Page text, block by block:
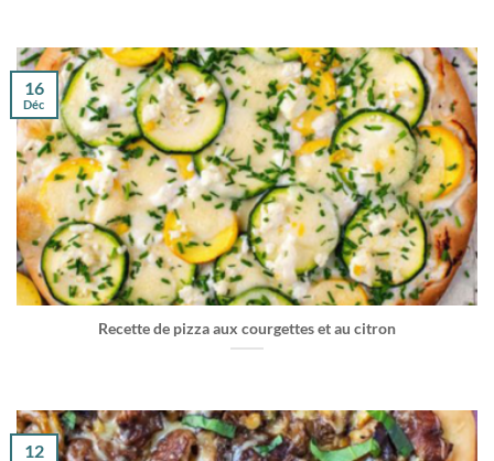
Recette de pizza aux courgettes et au citron
16
Déc
12